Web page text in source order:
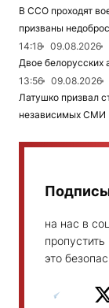
В ССО проходят
призваны
14:18
09.08.2026
Двое белорусских
13:56
09.08.2026
Латушко призвал
независимых СМИ
на нас в
это